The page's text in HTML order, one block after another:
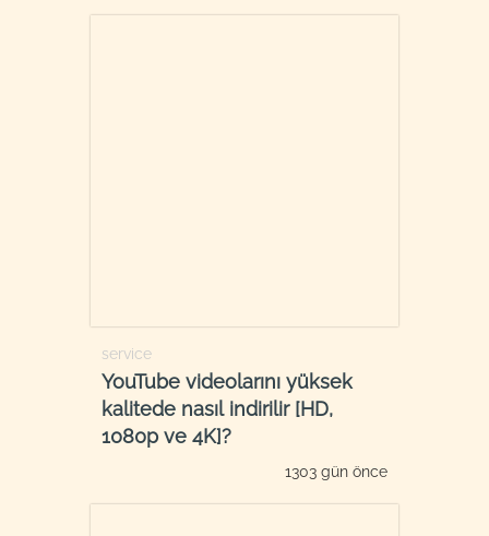
service
YouTube videolarını yüksek
kalitede nasıl indirilir [HD,
1080p ve 4K]?
1303 gün önce